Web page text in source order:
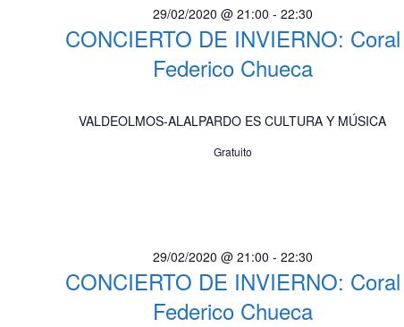
CONCIERTO DE INVIERNO: Coral
Federico Chueca
29/02/2020 @ 21:00 - 22:30
VALDEOLMOS-ALALPARDO ES CULTURA Y MÚSICA
Gratuito
CONCIERTO DE INVIERNO: Coral
Federico Chueca
29/02/2020 @ 21:00 - 22:30